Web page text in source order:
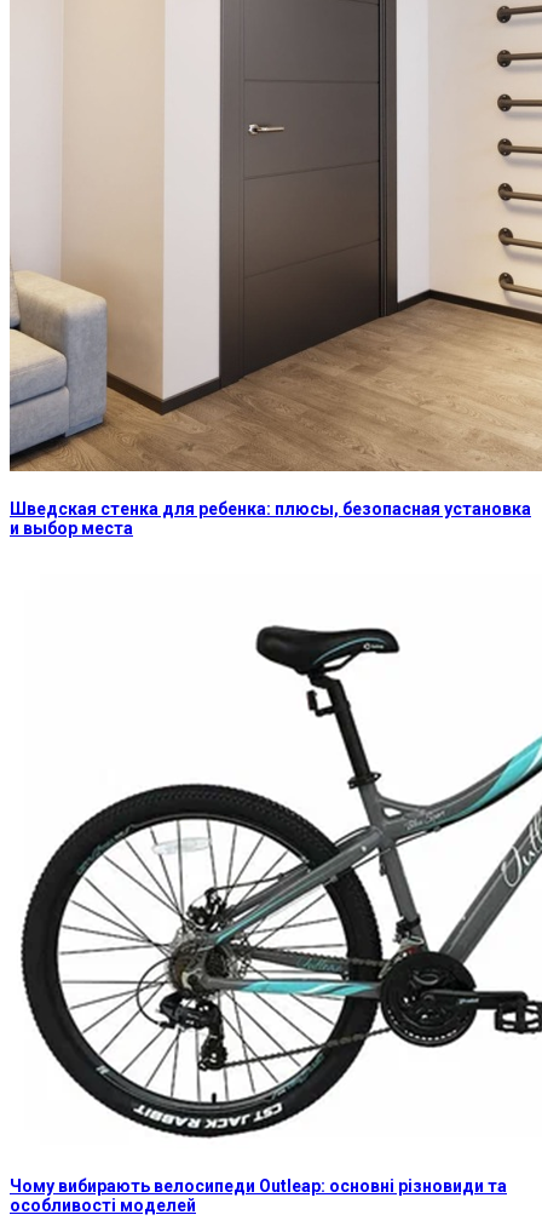
Шведская стенка для ребенка: плюсы, безопасная установка
и выбор места
Чому вибирають велосипеди Outleap: основні різновиди та
особливості моделей